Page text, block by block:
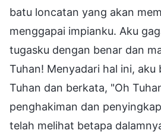
batu loncatan yang akan
menggapai impianku. Aku
tugasku dengan benar dan
Tuhan! Menyadari hal ini, aku
Tuhan dan berkata, "Oh
penghakiman dan
telah melihat betapa